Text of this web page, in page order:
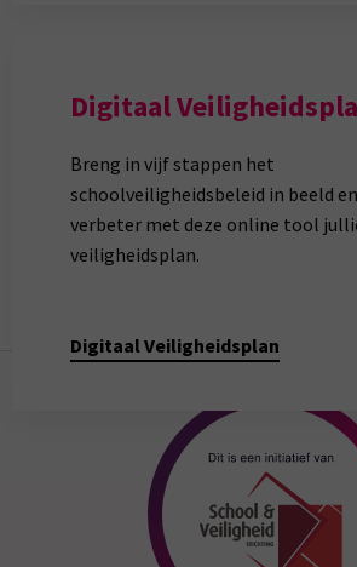
Digitaal
Breng in vijf stappen het
schoolveiligheidsbeleid in beeld
verbeter met deze online tool
veiligheidsplan.
Digitaal Veiligheidsplan